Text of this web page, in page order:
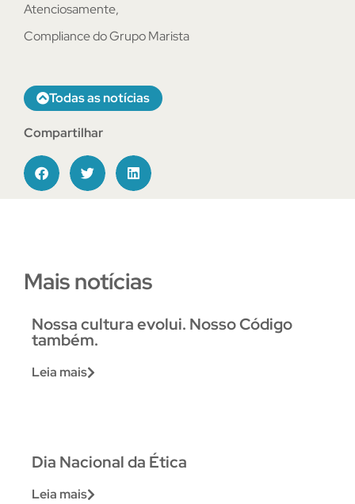
Atenciosamente,
Compliance do Grupo Marista
Todas as notícias
Compartilhar
Mais notícias
Nossa cultura evolui. Nosso Código
também.
Leia mais
Dia Nacional da Ética
Leia mais